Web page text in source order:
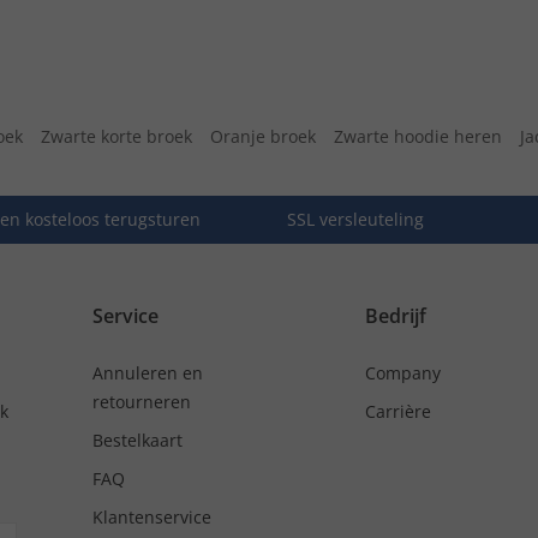
Zwarte korte broek Oranje broek Zwarte hoodie heren
kosteloos terugsturen SSL versleuteling
Service
Annuleren en
retourneren
Bestelkaart
FAQ
Klantenservice
Bedrijf
Company
Carrière